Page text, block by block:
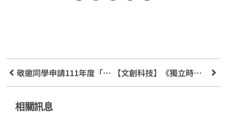
敬邀同學申請111年度「自主學習課程獎勵(MOOCS磨課師)」計畫 【文創科技】《獨立時代》修復版於威尼斯首映
相關訊息